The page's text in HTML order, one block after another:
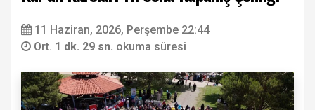
11 Haziran, 2026, Perşembe 22:44
Ort. 1 dk. 29 sn. okuma süresi